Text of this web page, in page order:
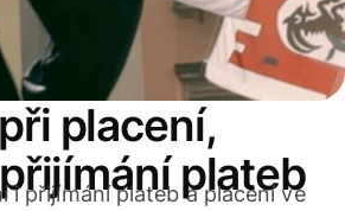
placení,
plateb
i přijímání plateb a placení ve